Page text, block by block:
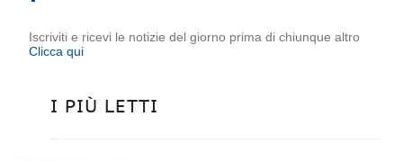
Iscriviti e ricevi le notizie del giorno prima di chiunque altro
Clicca qui
I PIÙ LETTI